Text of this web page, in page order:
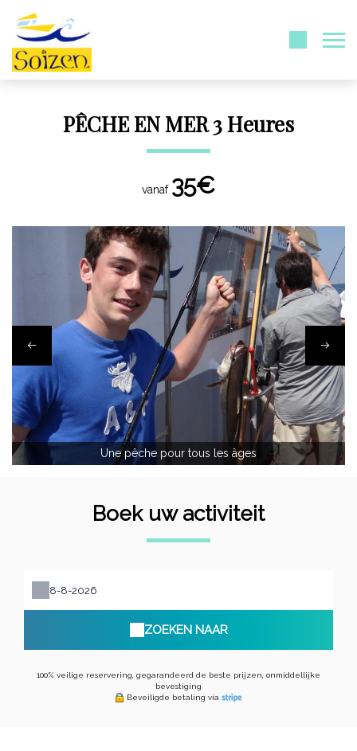
PÊCHE EN MER 3 Heures
vanaf 35€
Une pêche pour tous les âges
Boek uw activiteit
ZOEKEN NAAR
100% veilige reservering, gegarandeerd de beste prijzen, onmiddellijke
bevestiging
Beveiligde betaling via